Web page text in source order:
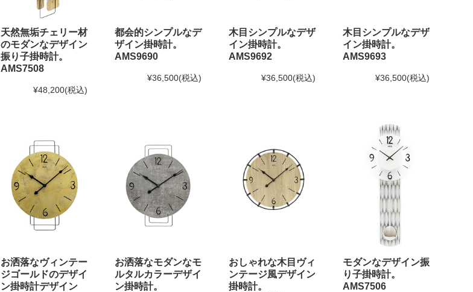
天然無垢チェリー材
のモダンなデザイン
振り子掛時計。
AMS7508
¥48,200(税込)
都会的シンプルなデ
ザイン掛時計。
AMS9690
¥36,500(税込)
木目シンプルなデザ
イン掛時計。
AMS9692
¥36,500(税込)
木目シンプルなデザ
イン掛時計。
AMS9693
¥36,500(税込)
お洒落なヴィンテー
ジゴールドのデザイ
ン掛時計デザイン
お洒落なモダンなモ
ルタルカラーデザイ
ン掛時計。
おしゃれな木目ヴィ
ンテージ風デザイン
掛時計。
モダンなデザイン振
り子掛時計。
AMS7506